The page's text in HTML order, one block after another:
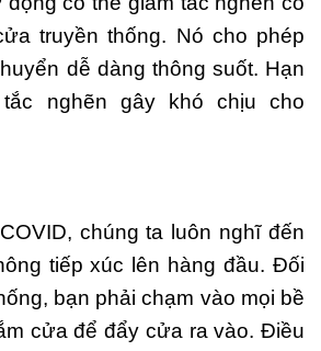
truyền thống. Nó cho phép
dễ dàng thông suốt. Hạn
nghẽn gây khó chịu cho
chúng ta luôn nghĩ đến
tiếp xúc lên hàng đầu. Đối
bạn phải chạm vào mọi bề
cửa để đẩy cửa ra vào. Điều